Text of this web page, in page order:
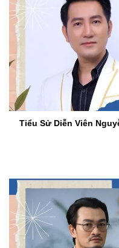
Tiểu Sử Diễn Viên